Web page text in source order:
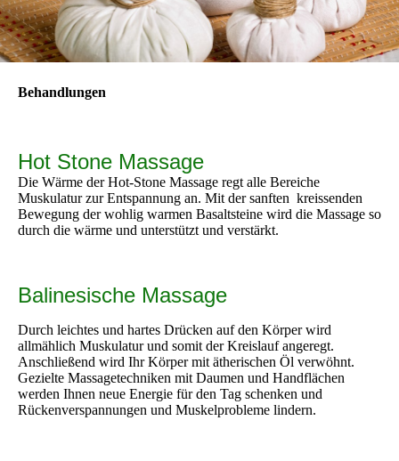
Behandlungen
Hot Stone Massage
Die Wärme der Hot-Stone Massage regt alle Bereiche
Muskulatur zur Entspannung an. Mit der sanften kreissenden
Bewegung der wohlig warmen Basaltsteine wird die Massage so
durch die wärme und unterstützt und verstärkt.
Balinesische Massage
Durch leichtes und hartes Drücken auf den Körper wird
allmählich Muskulatur und somit der Kreislauf angeregt.
Anschließend wird Ihr Körper mit ätherischen Öl verwöhnt.
Gezielte Massagetechniken mit Daumen und Handflächen
werden Ihnen neue Energie für den Tag schenken und
Rückenverspannungen und Muskelprobleme lindern.